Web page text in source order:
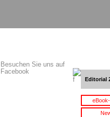
Besuchen Sie uns auf
Facebook
Editorial